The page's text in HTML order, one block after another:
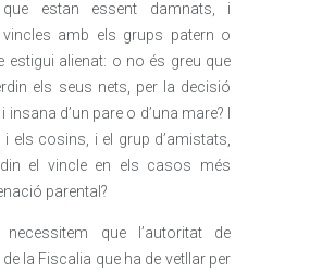
que estan essent damnats, i
amb els grups patern o
estigui alienat: o no és greu que
els seus nets, per la decisió
insana d’un pare o d’una mare? I
i els cosins, i el grup d’amistats,
el vincle en els casos més
parental?
necessitem que l’autoritat de
de la Fiscalia que ha de vetllar per